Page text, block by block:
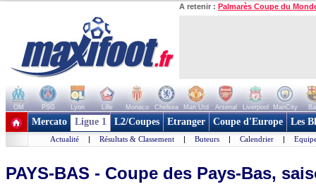
A retenir : Palmarès Coupe du
OM PSG Lyon Lille Monaco Chelsea Man Utd Arsenal Liverpool ManCity
+ de clubs
Mercato Ligue 1 L2/Coupes Etranger Coupe d'Europe Les
Actualité | Résultats & Classement | Buteurs | Calendrier |
PAYS-BAS - Coupe des Pays-Bas,